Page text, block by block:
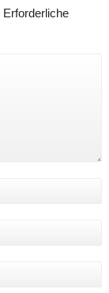
Erforderliche